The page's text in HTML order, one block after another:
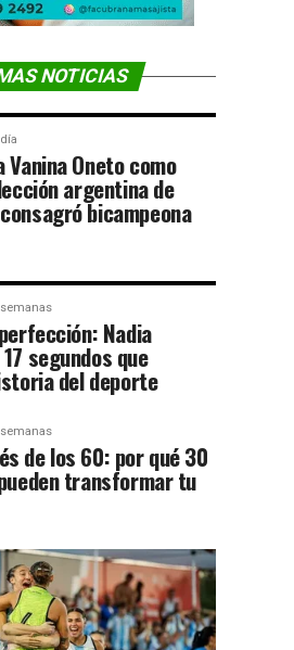
NOTICIAS
Vanina Oneto como
argentina de
bicampeona
Nadia
segundos que
del deporte
de los 60: por qué 30
transformar tu